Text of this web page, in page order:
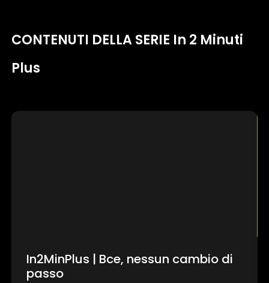
CONTENUTI DELLA SERIE In 2 Minuti
Plus
In2MinPlus | Bce, nessun cambio di
passo